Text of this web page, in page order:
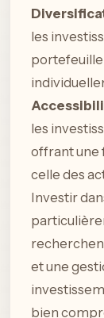
les
portefeuille
les
offrant une
celle des
Investir
et une
bien